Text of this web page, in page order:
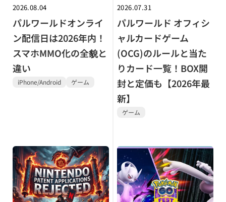
2026.08.04
パルワールドオンライ
ン配信日は2026年内！
スマホMMO化の全貌と
違い
iPhone/Android ゲーム
2026.07.31
パルワールド オフィシ
ャルカードゲーム
(OCG)のルールと当た
りカード一覧！BOX開
封と定価も【2026年最
新】
ゲーム